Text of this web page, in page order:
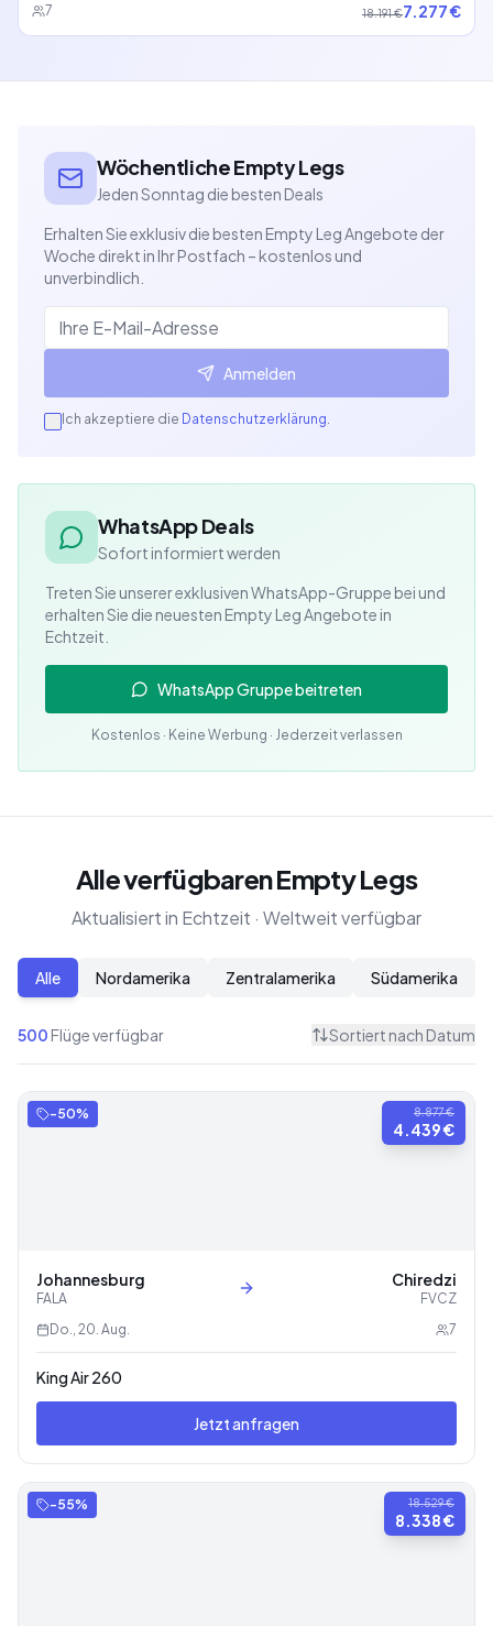
7
18.191 €7.277 €
Wöchentliche Empty Legs
Jeden Sonntag die besten Deals
Erhalten Sie exklusiv die besten Empty Leg Angebote der
Woche direkt in Ihr Postfach – kostenlos und
unverbindlich.
Anmelden
Ich akzeptiere die Datenschutzerklärung.
WhatsApp Deals
Sofort informiert werden
Treten Sie unserer exklusiven WhatsApp-Gruppe bei und
erhalten Sie die neuesten Empty Leg Angebote in
Echtzeit.
WhatsApp Gruppe beitreten
Kostenlos · Keine Werbung · Jederzeit verlassen
Alle verfügbaren Empty Legs
Aktualisiert in Echtzeit · Weltweit verfügbar
Alle Nordamerika Zentralamerika Südamerika
500 Flüge verfügbar Sortiert nach Datum
8.877 €
4.439 €
-50%
Johannesburg
FALA
Chiredzi
FVCZ
Do., 20. Aug.
7
King Air 260
Jetzt anfragen
18.529 €
8.338 €
-55%